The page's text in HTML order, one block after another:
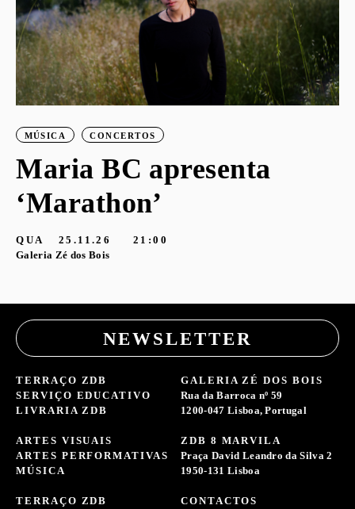
MÚSICA CONCERTOS
Maria BC apresenta
‘Marathon’
QUA 25.11.26
21:00
Galeria Zé dos Bois
NEWSLETTER
TERRAÇO ZDB
SERVIÇO EDUCATIVO
LIVRARIA ZDB
ARTES VISUAIS
ARTES PERFORMATIVAS
MÚSICA
GALERIA ZÉ DOS BOIS
Rua da Barroca nº 59
1200-047 Lisboa, Portugal
ZDB 8 MARVILA
Praça David Leandro da Silva 2
1950-131 Lisboa
TERRAÇO ZDB CONTACTOS